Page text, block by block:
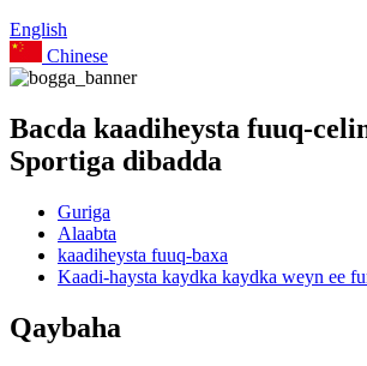
English
Chinese
Bacda kaadiheysta fuuq-
Sportiga dibadda
Guriga
Alaabta
kaadiheysta fuuq-baxa
Kaadi-haysta kaydka kaydka weyn ee
Qaybaha